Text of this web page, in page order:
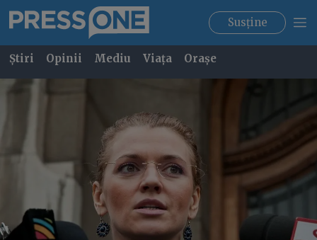
Susține
Știri Opinii Mediu Viața Orașe